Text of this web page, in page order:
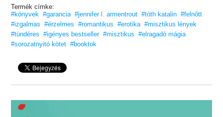
Az erdőzöld szemű, igéző mosolyú, százkilencven centinyi vonzerő
számos
lány szívét összetörhette már. Rejtélyes, már-már természetfeletti
képességével
mindent meg tudna adni Ivynak, amire vágyik. Ám ha a lány közel
gyilkosok utáni hajsza. Ivyt egykor majdnem felemésztette egykori
elvesztése. De most Ren és közte szikra gyúl, ami hamar lángra is
Termék címke:
#könyvek #garancia #jennifer l. armentrout #tóth katalin #felnőtt
#izgalmas
#érzelmes #romantikus #erotika #misztikus lények
#tündéres
#igényes bestseller #misztikus
#elragadó mágia
#sorozatnyitó kötet #booktok